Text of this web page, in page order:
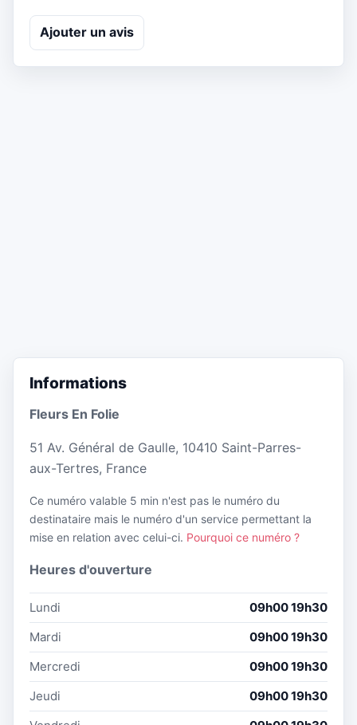
Ajouter un avis
Informations
Fleurs En Folie
51 Av. Général de Gaulle, 10410 Saint-Parres-
aux-Tertres, France
Ce numéro valable 5 min n'est pas le numéro du
destinataire mais le numéro d'un service permettant la
mise en relation avec celui-ci. Pourquoi ce numéro ?
Heures d'ouverture
Lundi
09h00 19h30
Mardi
09h00 19h30
Mercredi
09h00 19h30
Jeudi
09h00 19h30